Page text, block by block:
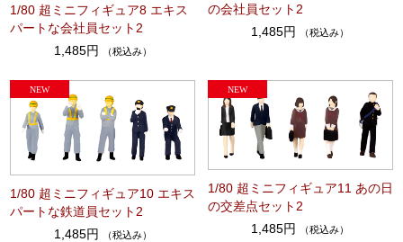
1/80 超ミニフィギュア8 エキス
パートな会社員セット2
1,485円
（税込み）
の会社員セット2
1,485円
（税込み）
1/80 超ミニフィギュア10 エキス
パートな鉄道員セット2
1,485円
（税込み）
1/80 超ミニフィギュア11 あの日
の交差点セット2
1,485円
（税込み）